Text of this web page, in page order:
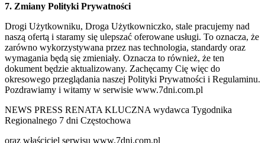
7. Zmiany Polityki Prywatności
Drogi Użytkowniku, Droga Użytkowniczko, stale pracujemy nad
naszą ofertą i staramy się ulepszać oferowane usługi. To oznacza, że
zarówno wykorzystywana przez nas technologia, standardy oraz
wymagania będą się zmieniały. Oznacza to również, że ten
dokument będzie aktualizowany. Zachęcamy Cię więc do
okresowego przeglądania naszej Polityki Prywatności i Regulaminu.
Pozdrawiamy i witamy w serwisie www.7dni.com.pl
NEWS PRESS RENATA KLUCZNA wydawca Tygodnika
Regionalnego 7 dni Częstochowa
oraz właściciel serwisu www.7dni.com.pl